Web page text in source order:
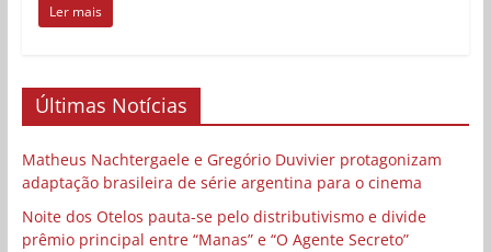
Ler mais
Últimas Notícias
Matheus Nachtergaele e Gregório Duvivier protagonizam
adaptação brasileira de série argentina para o cinema
Noite dos Otelos pauta-se pelo distributivismo e divide
prêmio principal entre “Manas” e “O Agente Secreto”